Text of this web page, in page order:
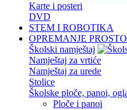
Karte i posteri
DVD
STEM I ROBOTIKA
OPREMANJE
Školski namještaj
Namještaj za vrtiće
Namještaj za urede
Stolice
Školske ploče, panoi,
Ploče i panoi